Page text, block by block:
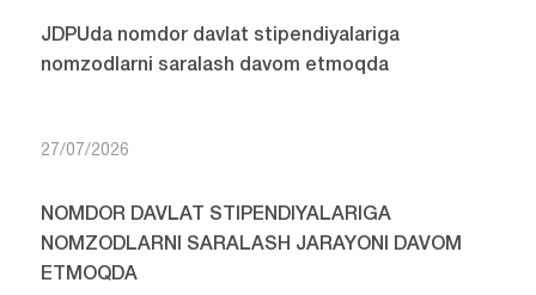
JDPUda nomdor davlat stipendiyalariga
nomzodlarni saralash davom etmoqda
27/07/2026
NOMDOR DAVLAT STIPENDIYALARIGA
NOMZODLARNI SARALASH JARAYONI DAVOM
ETMOQDA